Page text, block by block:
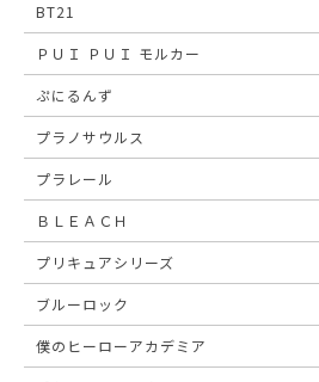
BT21
ＰＵＩ ＰＵＩ モルカー
ぷにるんず
プラノサウルス
プラレール
ＢＬＥＡＣＨ
プリキュアシリーズ
ブルーロック
僕のヒーローアカデミア